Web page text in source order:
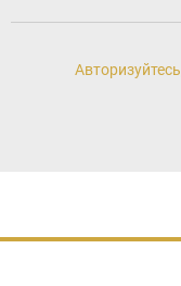
Авторизуйтесь